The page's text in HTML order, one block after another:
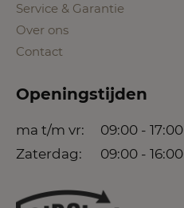
Service & Garantie
Over ons
Contact
Openingstijden
ma t/m vr:
09:00 - 17:00
Zaterdag:
09:00 - 16:00